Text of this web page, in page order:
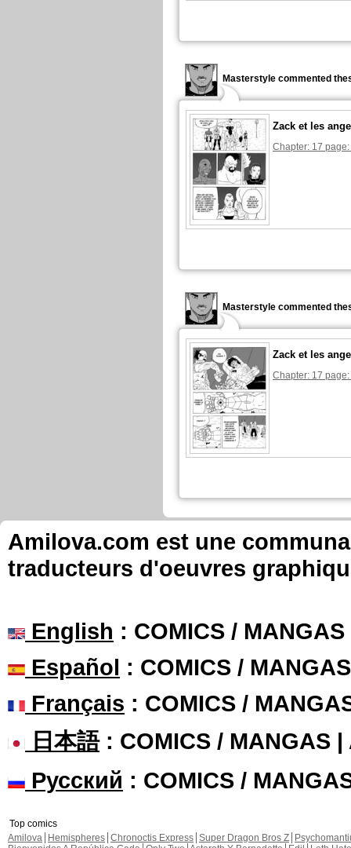
Masterstyle commented
Zack et les
Chapter: 17 page:
Masterstyle commented
Zack et les
Chapter: 17 page:
Amilova.com est une
traducteurs d'oeuvres
English : COMICS /
Español : COMICS /
Français : COMICS /
日本語: COMICS / MANGAS |
Русский : COMICS /
Top comics
Amilova
Hemispheres Chronoctis Express Super Dragon Bros Z